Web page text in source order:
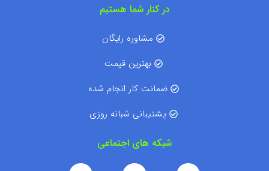
در کنار شما هستیم
مشاوره رایگان
بهترین قیمت
ضمانت کار انجام شده
پشتیبانی شبانه روزی
شبکه های اجتماعی